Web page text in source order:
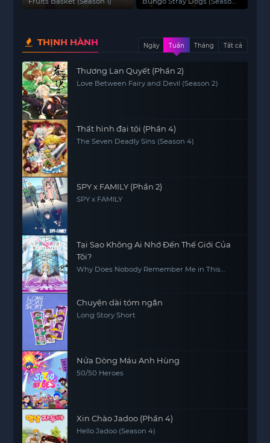
THỊNH HÀNH Ngày Tuần Tháng Tất cả
Thương Lan Quyết (Phần 2)
Love Between Fairy and Devil (Season 2)
Thất hình đại tội (Phần 4)
The Seven Deadly Sins (Season 4)
SPY x FAMILY (Phần 2)
SPY x FAMILY
Tại Sao Không Ai Nhớ Đến Thế Giới Của
Tôi?
Why Does Nobody Remember Me in This
Chuyện dài tóm ngắn
Long Story Short
Nửa Dòng Máu Anh Hùng
50/50 Heroes
Xin Chào Jadoo (Phần 4)
Hello Jadoo (Season 4)